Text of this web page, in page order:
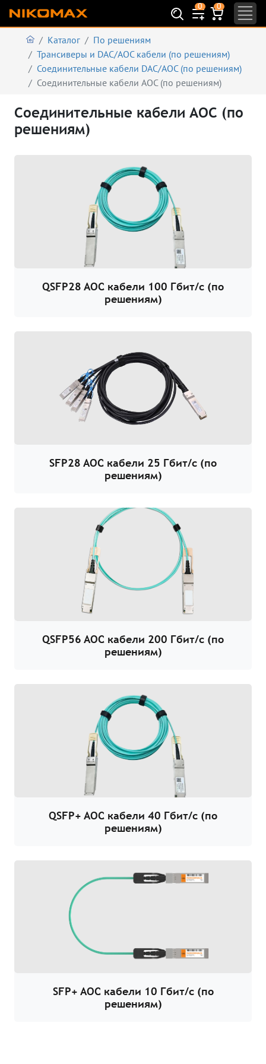
0 0
Каталог
По решениям
Трансиверы и DAC/AOC кабели (по решениям)
Соединительные кабели DAC/AOC (по решениям)
Соединительные кабели AOC (по решениям)
Соединительные кабели AOC (по
решениям)
QSFP28 AOC кабели 100 Гбит/с (по
решениям)
SFP28 AOC кабели 25 Гбит/с (по
решениям)
QSFP56 AOC кабели 200 Гбит/с (по
решениям)
QSFP+ AOC кабели 40 Гбит/с (по
решениям)
SFP+ AOC кабели 10 Гбит/с (по
решениям)